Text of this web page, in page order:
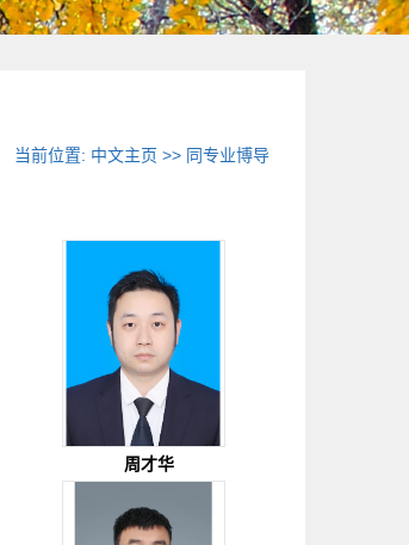
当前位置: 中文主页 >> 同专业博导
周才华